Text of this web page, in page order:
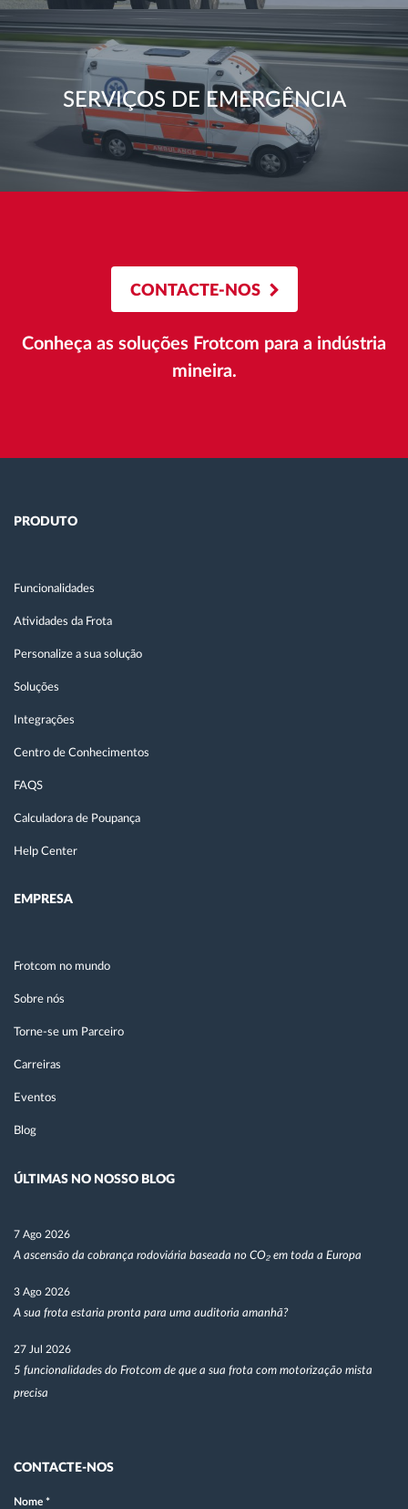
SERVIÇOS DE EMERGÊNCIA
CONTACTE-NOS
Conheça as soluções Frotcom para a indústria
mineira.
PRODUTO
Funcionalidades
Atividades da Frota
Personalize a sua solução
Soluções
Integrações
Centro de Conhecimentos
FAQS
Calculadora de Poupança
Help Center
EMPRESA
Frotcom no mundo
Sobre nós
Torne-se um Parceiro
Carreiras
Eventos
Blog
ÚLTIMAS NO NOSSO BLOG
7 Ago 2026
A ascensão da cobrança rodoviária baseada no CO₂ em toda a Europa
3 Ago 2026
A sua frota estaria pronta para uma auditoria amanhã?
27 Jul 2026
5 funcionalidades do Frotcom de que a sua frota com motorização mista
precisa
CONTACTE-NOS
Nome *